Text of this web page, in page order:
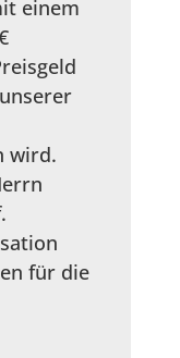
einem
wird.
für die